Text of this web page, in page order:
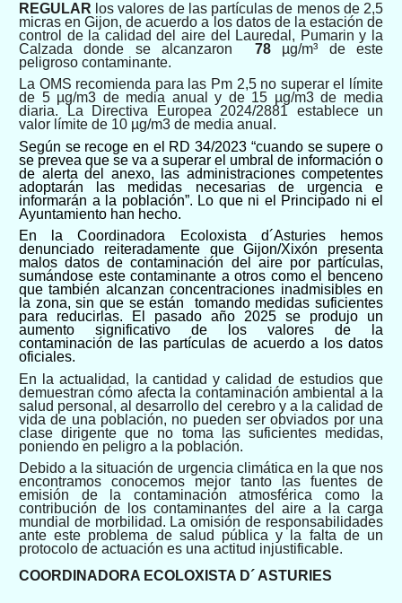
R EGULAR los valores de las partículas de menos de 2,5
micras en Gijon, de acuerdo a los datos de la estación de
control de la calidad del aire del Lauredal, Pumarin y la
Calzada donde se alcanzaron 78µg/m³ de este
peligroso contaminante.
La OMS recomienda para las Pm 2,5 no superar el límite
de 5 µg/m3 de media anual y de 15 µg/m3 de media
diaria. La Directiva Europea 2024/2881 establece un
valor límite de 10 µg/m3 de media anual.
Según se recoge en el RD 34/2023 “cuando se supere o
se prevea que se va a superar el umbral de información o
de alerta del anexo, las administraciones competentes
adoptarán las medidas necesarias de urgencia e
informarán a la población”. Lo que ni el Principado ni el
Ayuntamiento han hecho.
En la Coordinadora Ecoloxista d´Asturies hemos
denunciado reiteradamente que Gijon/Xixón presenta
malos datos de contaminación del aire por partículas,
sumándose este contaminante a otros como el benceno
que también alcanzan concentraciones inadmisibles en
la zona, sin que se están tomando medidas suficientes
para reducirlas. El pasado año 2025 se produjo un
aumento significativo de los valores de la
contaminación de las partículas de acuerdo a los datos
oficiales.
En la actualidad, la cantidad y calidad de estudios que
demuestran cómo afecta la contaminación ambiental a la
salud personal, al desarrollo del cerebro y a la calidad de
vida de una población, no pueden ser obviados por una
clase dirigente que no toma las suficientes medidas,
poniendo en peligro a la población.
Debido a la situación de urgencia climática en la que nos
encontramos conocemos mejor tanto las fuentes de
emisión de la contaminación atmosférica como la
contribución de los contaminantes del aire a la carga
mundial de morbilidad. La omisión de responsabilidades
ante este problema de salud pública y la falta de un
protocolo de actuación es una actitud injustificable.
COORDINADORA ECOLOXISTA D´ ASTURIES